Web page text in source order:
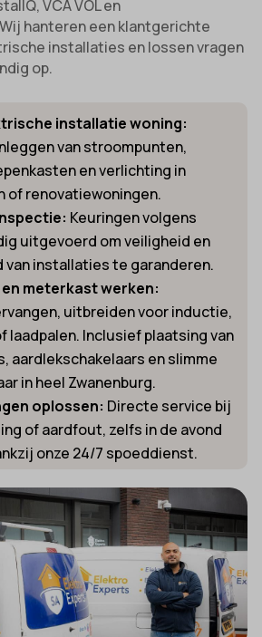
VCA VOL en
Wij hanteren een klantgerichte
installaties en lossen vragen
op.
installatie woning:
van stroompunten,
en verlichting in
of renovatiewoningen.
Keuringen volgens
uitgevoerd om veiligheid en
installaties te garanderen.
meterkast werken:
uitbreiden voor inductie,
laadpalen. Inclusief plaatsing van
aardlekschakelaars en slimme
in heel Zwanenburg.
oplossen: Directe service bij
of aardfout, zelfs in de avond
onze 24/7 spoeddienst.